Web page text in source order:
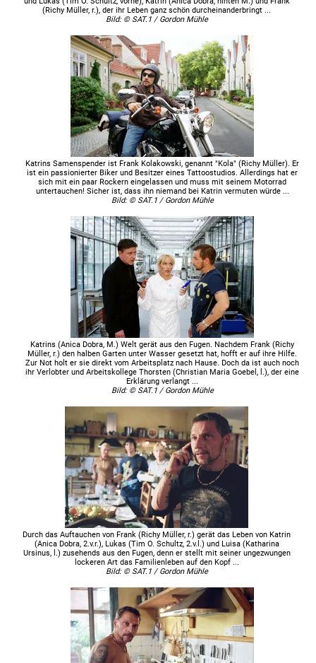
(Richy Müller, r.), der ihr Leben ganz schön durcheinanderbringt ...
Bild: © SAT.1 / Gordon Mühle
Katrins Samenspender ist Frank Kolakowski, genannt "Kola" (Richy Müller). Er
ist ein passionierter Biker und Besitzer eines Tattoostudios. Allerdings hat er
sich mit ein paar Rockern eingelassen und muss mit seinem Motorrad
untertauchen! Sicher ist, dass ihn niemand bei Katrin vermuten würde ...
Bild: © SAT.1 / Gordon Mühle
Katrins (Anica Dobra, M.) Welt gerät aus den Fugen. Nachdem Frank (Richy
Müller, r.) den halben Garten unter Wasser gesetzt hat, hofft er auf ihre Hilfe.
Zur Not holt er sie direkt vom Arbeitsplatz nach Hause. Doch da ist auch noch
ihr Verlobter und Arbeitskollege Thorsten (Christian Maria Goebel, l.), der eine
Erklärung verlangt ...
Bild: © SAT.1 / Gordon Mühle
Durch das Auftauchen von Frank (Richy Müller, r.) gerät das Leben von Katrin
(Anica Dobra, 2.v.r.), Lukas (Tim O. Schultz, 2.v.l.) und Luisa (Katharina
Ursinus, l.) zusehends aus den Fugen, denn er stellt mit seiner ungezwungen
lockeren Art das Familienleben auf den Kopf ...
Bild: © SAT.1 / Gordon Mühle